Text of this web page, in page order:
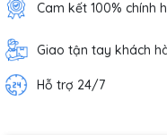
Cam kết 100% chính
Giao tận tay khách
Hỗ trợ 24/7